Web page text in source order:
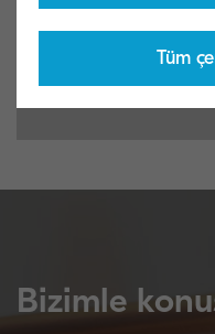
KYOCERA Cluster
Bizimle
Tüm